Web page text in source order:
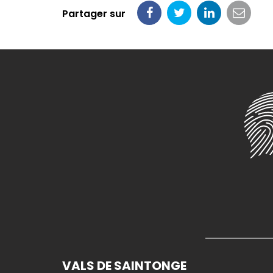
Partager sur
Partager
Facebook
Partager
Twitter
Partager
LinkedIn
email
VALS DE SAINTONGE